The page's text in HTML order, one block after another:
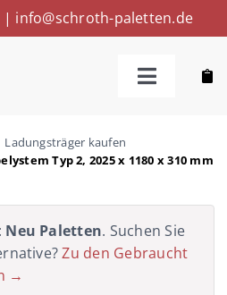
| info@schroth-paletten.de
Toggle
Ladungsträger kaufen
Typ 2, 2025 x 1180 x 310 mm
Neu Paletten. Suchen Sie
Zu den Gebraucht
→